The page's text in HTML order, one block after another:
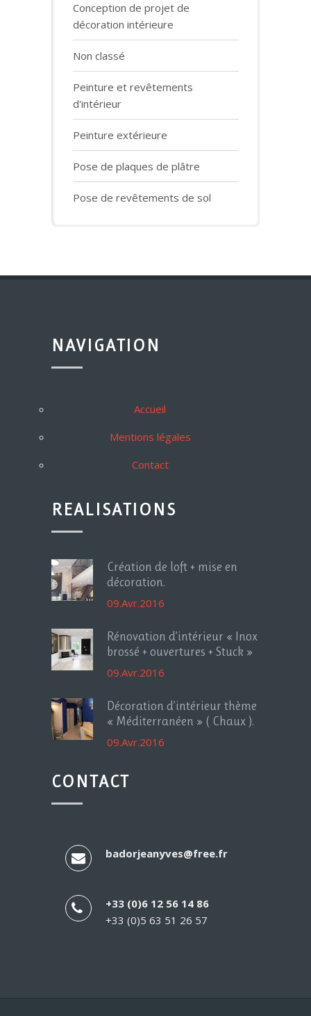
Conception de projet de
décoration intérieure
Non classé
Peinture et revêtements
d'intérieur
Peinture extérieure
Pose de plaques de plâtre
Pose de revêtements de sol
NAVIGATION
Accueil
Mentions légales
Contact
REALISATIONS
Création de loft + mise en
décoration.
09.Avr.2016
Rénovation d’intérieur « Inox
brossé + ouvertures + Stuck »
09.Avr.2016
Décoration d’intérieur thème
« Méditerranéen » ( Chaux ).
09.Avr.2016
CONTACT
badorjeanyves@free.fr
+33 (0)6 12 56 14 86
+33 (0)5 63 51 26 57